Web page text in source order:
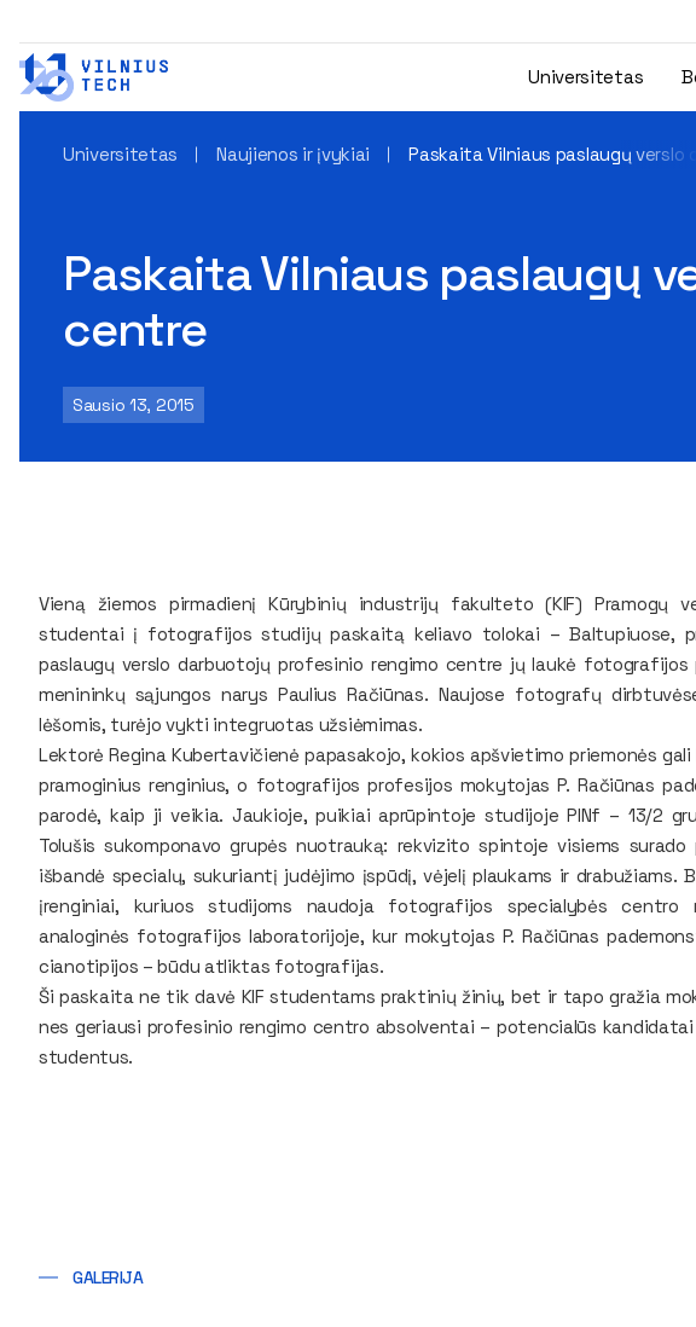
Universitetas
Universitetas Naujienos ir įvykiai Paskaita Vilniaus paslaugų
Paskaita Vilniaus paslaugų
centre
Sausio 13, 2015
Vieną žiemos pirmadienį Kūrybinių industrijų fakulteto (KIF)Pramogų
studentai į fotografijos studijų paskaitą keliavo tolokai – Baltupiuose,
paslaugų verslo darbuotojų profesinio rengimo centre jų laukė
menininkų sąjungos narys Paulius Račiūnas. Naujose fotografų
lėšomis, turėjo vykti integruotas užsiėmimas.
Lektorė Regina Kubertavičienė papasakojo, kokios apšvietimo priemonės
pramoginius renginius, o fotografijos profesijos mokytojas P. Račiūnas
parodė, kaip ji veikia. Jaukioje, puikiai aprūpintoje studijoje PINf – 13/2
Tolušis sukomponavo grupės nuotrauką: rekvizito spintoje visiems surado
išbandė specialų, sukuriantį judėjimo įspūdį,vėjelįplaukams ir drabužiams.
įrenginiai, kuriuos studijoms naudoja fotografijos specialybės centro
analoginės fotografijos laboratorijoje, kur mokytojas P. Račiūnas
cianotipijos – būdu atliktas fotografijas.
Ši paskaita ne tik davė KIF studentams praktinių žinių, bet ir tapo gražia
nes geriausi profesinio rengimo centro absolventai – potencialūs
studentus.
GALERIJA